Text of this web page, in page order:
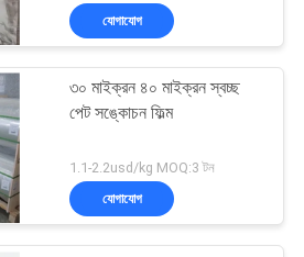
যোগাযোগ
৩০ মাইক্রন ৪০ মাইক্রন স্বচ্ছ
পেট সঙ্কোচন ফিল্ম
1.1-2.2usd/kg MOQ:3 টন
যোগাযোগ